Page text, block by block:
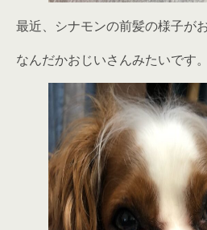
最近、シナモンの前髪の様子が
なんだかおじいさんみたいです。